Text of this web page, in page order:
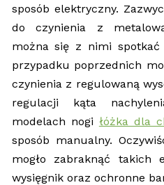
sposób elektryczny.
do czynienia z
można się z nimi
przypadku poprzednich
czynienia z regulowaną
regulacji kąta
modelach nogi łóżka dla
sposób manualny.
mogło zabraknąć takich
wysięgnik oraz ochronne